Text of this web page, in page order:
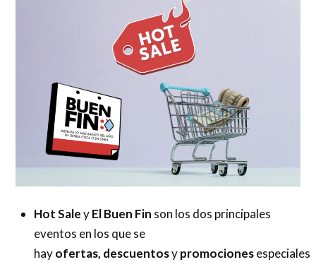
Hot SaleyEl Buen Fin son los dos principales
eventos en los que se
hayofertas, descuentosypromocionesespeciales